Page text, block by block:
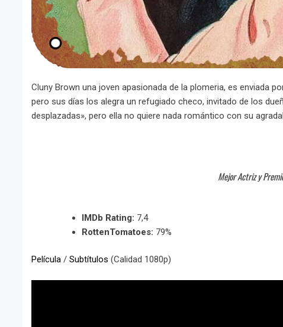
Cluny Brown una joven apasionada de la plomeria, es enviada
pero sus días los alegra un refugiado checo, invitado de los
desplazadas», pero ella no quiere nada romántico con su
Mejor Actriz y
IMDb Rating: 7,4
RottenTomatoes: 79%
Película / Subtítulos (Calidad 1080p)